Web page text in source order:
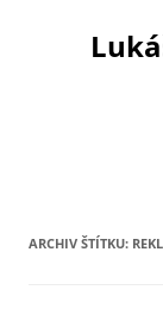
ARCHIV ŠTÍTKU: